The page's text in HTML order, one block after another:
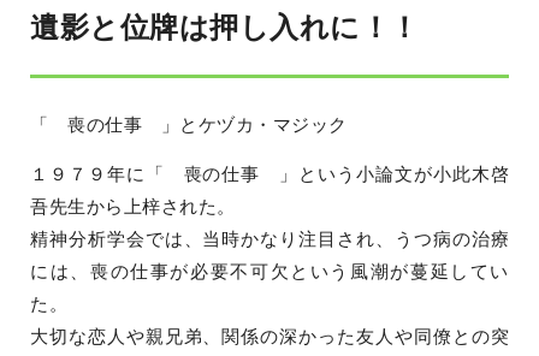
遺影と位牌は押し入れに！！
「 喪の仕事 」とケヅカ・マジック
１９７９年に「 喪の仕事 」という小論文が小此木啓
吾先生から上梓された。
精神分析学会では、当時かなり注目され、うつ病の治療
には、喪の仕事が必要不可欠という風潮が蔓延してい
た。
大切な恋人や親兄弟、関係の深かった友人や同僚との突